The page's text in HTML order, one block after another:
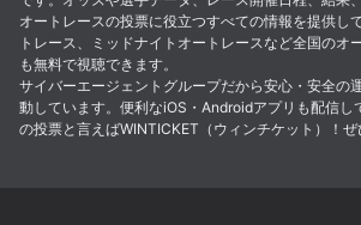
オートレースの投票に役立つすべての情報を提供し
トレース、ミッドナイトオートレースなど全国のオ
も無料で視聴できます。
サイバーエージェントグループだから安心・安全の
動しています。便利なiOS・Androidアプリも配信し
の投票と言えばWINTICKET（ウィンチケット）！ぜ